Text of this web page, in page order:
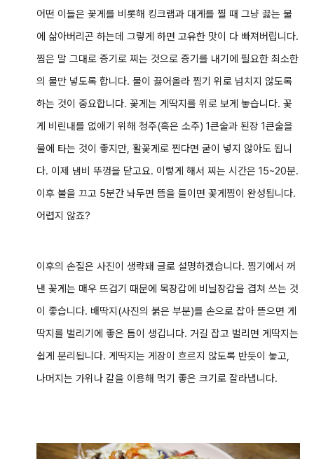
어떤 이들은 꽃게를 비롯해 킹크랩과 대게를 찔 때 그냥 끓는 물
에 삶아버리곤 하는데 그렇게 하면 고유한 맛이 다 빠져버립니다.
찜은 말 그대로 증기로 찌는 것으로 증기를 내기에 필요한 최소한
의 물만 넣도록 합니다. 물이 끓어올라 찜기 위로 넘치지 않도록
하는 것이 중요합니다. 꽃게는 게딱지를 위로 보게 놓습니다. 꽃
게 비린내를 없애기 위해 청주(혹은 소주) 1큰술과 된장 1큰술을
물에 타는 것이 좋지만, 활꽃게로 찐다면 굳이 넣지 않아도 됩니
다. 이제 냄비 뚜껑을 닫고요. 이렇게 해서 찌는 시간은 15~20분.
이후 불을 끄고 5분간 놔두면 뜸을 들이면 꽃게찜이 완성됩니다.
어렵지 않죠?
이후의 손질은 사진이 생략돼 글로 설명하겠습니다. 찜기에서 꺼
낸 꽃게는 매우 뜨겁기 때문에 목장갑에 비닐장갑을 겹쳐 쓰는 것
이 좋습니다. 배딱지(사진의 붉은 부분)를 손으로 잡아 뜯으면 게
딱지를 벌리기에 좋은 틈이 생깁니다. 거길 잡고 벌리면 게딱지는
쉽게 분리됩니다. 게딱지는 게장이 흐르지 않도록 반듯이 놓고,
나머지는 가위나 칼을 이용해 먹기 좋은 크기로 잘라냅니다.